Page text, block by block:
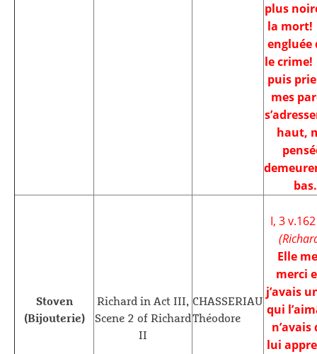
plus
la mort!
engluée
le
puis
mes
haut,
bas.
Stoven
(Bijouterie)
Richard in Act III,
Scene 2 of Richard
II
CHASSERIAU
Théodore
I, 3
Elle
merci
j’avais
qui
n’avais
lui